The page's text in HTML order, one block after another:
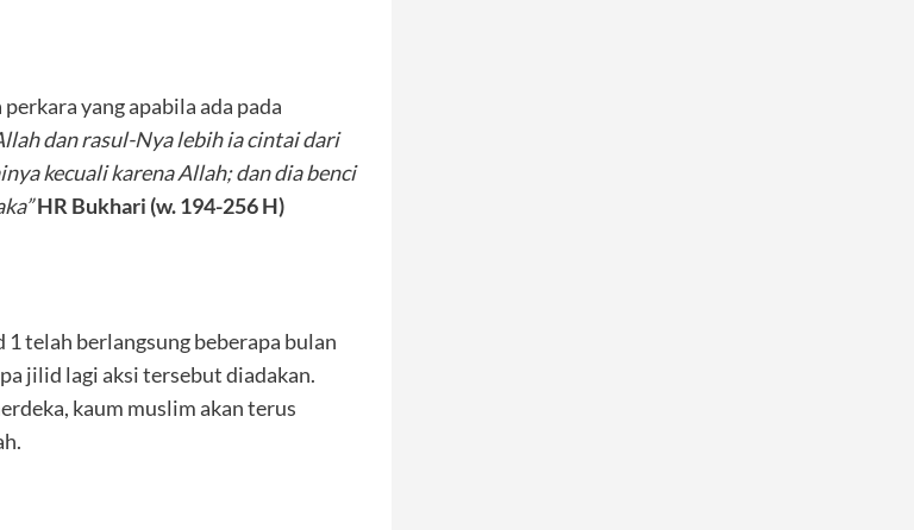
yang apabila ada pada
dan rasul-Nya lebih ia cintai dari
kecuali karena Allah; dan dia benci
HR Bukhari (w. 194-256 H)
telah berlangsung beberapa bulan
jilid lagi aksi tersebut diadakan.
kaum muslim akan terus